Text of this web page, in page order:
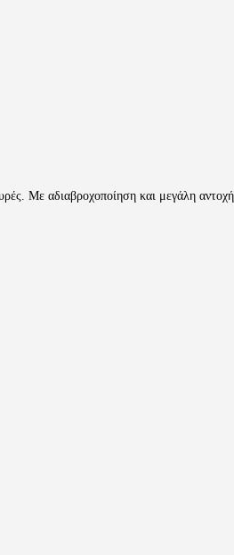
Με αδιαβροχοποίηση και μεγάλη